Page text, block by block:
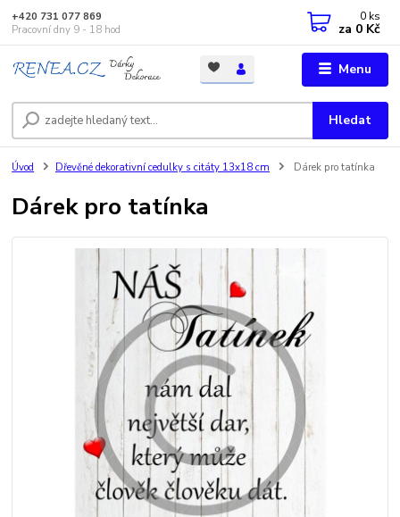
Menu
Hledat
+420 731 077 869
Pracovní dny 9 - 18 hod
0 ks
za 0 Kč
Úvod Dřevěné dekorativní cedulky s citáty 13x18 cm Dárek pro tatínka
Dárek pro tatínka